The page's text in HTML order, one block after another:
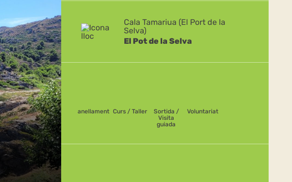
Cala Tamariua (El Port de la
Selva)
El Pot de la Selva
anellament Curs / Taller
Sortida /
Visita
guiada
Voluntariat